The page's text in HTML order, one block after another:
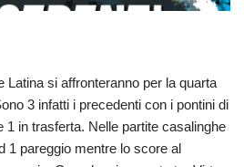
Latina si affronteranno per la quarta
3 infatti i precedenti con i pontini di
1 in trasferta. Nelle partite casalinghe
1 pareggio mentre lo score al